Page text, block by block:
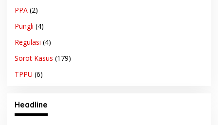
PPA (2)
Pungli (4)
Regulasi (4)
Sorot Kasus (179)
TPPU (6)
Headline